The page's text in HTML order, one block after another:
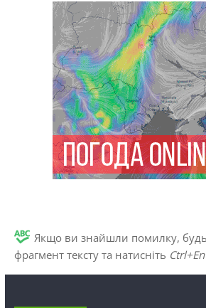
Якщо ви знайшли помилку, будь
фрагмент тексту та натисніть